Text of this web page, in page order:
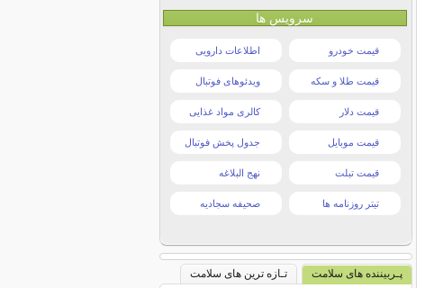
سرویس ها
قیمت خودرو اطلاعات دارویی
قیمت طلا و سکه ویدئوهای فوتبال
قیمت دلار کالری مواد غذایی
قیمت موبایل جدول پخش فوتبال
قیمت تبلت نهج البلاغه
تیتر روزنامه ها صحیفه سجادیه
پـربیننده های سلامت
تـازه ترین های سلامت